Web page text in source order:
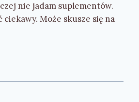
nie jadam suplementów.
ciekawy. Może skusze się na